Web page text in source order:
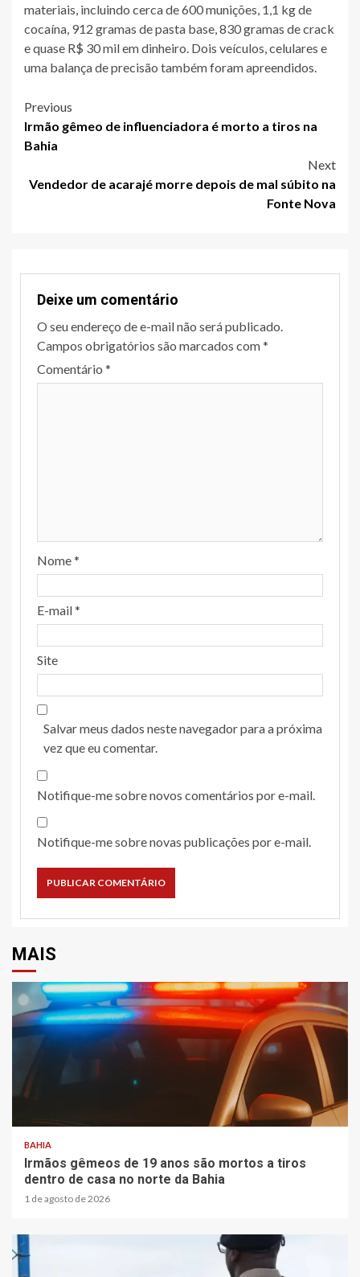
materiais, incluindo cerca de 600 munições, 1,1 kg de
cocaína, 912 gramas de pasta base, 830 gramas de crack
e quase R$ 30 mil em dinheiro. Dois veículos, celulares e
uma balança de precisão também foram apreendidos.
Post
navigation
Previous
Irmão gêmeo de influenciadora é morto a tiros na
Bahia
Next
Vendedor de acarajé morre depois de mal súbito na
Fonte Nova
Deixe um comentário
O seu endereço de e-mail não será publicado.
Campos obrigatórios são marcados com*
Comentário *
Nome*
E-mail*
Site
Salvar meus dados neste navegador para a próxima
vez que eu comentar.
Notifique-me sobre novos comentários por e-mail.
Notifique-me sobre novas publicações por e-mail.
MAIS
BAHIA
Irmãos gêmeos de 19 anos são mortos a tiros
dentro de casa no norte da Bahia
1 de agosto de 2026